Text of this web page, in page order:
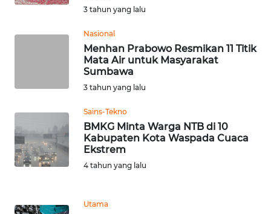
3 tahun yang lalu
Nasional
Menhan Prabowo Resmikan 11 Titik
Mata Air untuk Masyarakat
Sumbawa
3 tahun yang lalu
Sains-Tekno
BMKG Minta Warga NTB di 10
Kabupaten Kota Waspada Cuaca
Ekstrem
4 tahun yang lalu
Utama
WN
WN
BALI